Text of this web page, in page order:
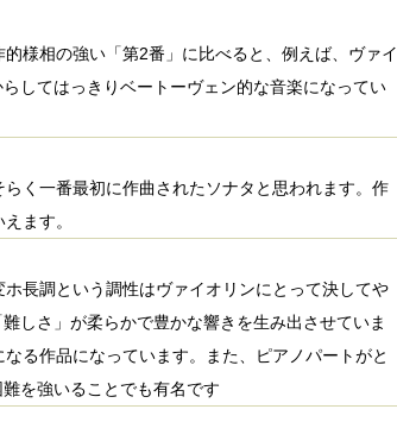
様相の強い「第2番」に比べると、例えば、ヴァイ
してはっきりベートーヴェン的な音楽になってい
く一番最初に作曲されたソナタと思われます。作
ます。
長調という調性はヴァイオリンにとって決してや
しさ」が柔らかで豊かな響きを生み出させていま
る作品になっています。また、ピアノパートがと
を強いることでも有名です